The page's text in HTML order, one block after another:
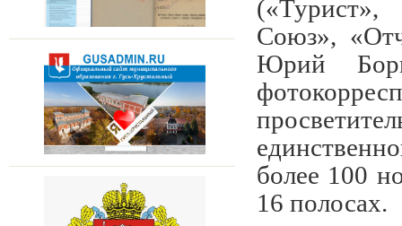
Союз»,
Юрий
более 100
16 полосах.